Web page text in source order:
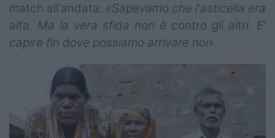
match all'andata: «Sapevamo che l'asticella era
alta. Ma la vera sfida non è contro gli altri. E'
capire fin dove possiamo arrivare noi».